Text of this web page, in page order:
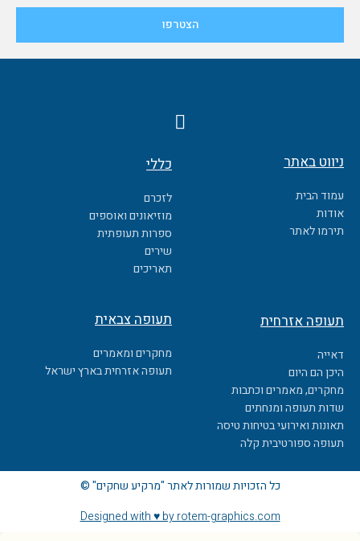
F
a
e
b
o
o
k
ניווט באתר
עמוד הבית
אודות
תירמו לאתר
כללי
לזכרם
מוזיאונים ואוספים
ספרות תעופתית
שירים
תאריכים
תעופה אזרחית
דאייה
היכן הם היום
מחקרים, מאמרים וכתבות
שדות תעופה ומנחתים
תאונות ואירועי בטיחות טיסה
תעופה ספורטיבית קלה
תעופה צבאית
מחקרים ומאמרים
תעופה אזרחית בארץ ישראל
כל הזכויות שמורות לאתר "מרקיע שחקים" ©
Designed with ♥ by rotem-graphics.com